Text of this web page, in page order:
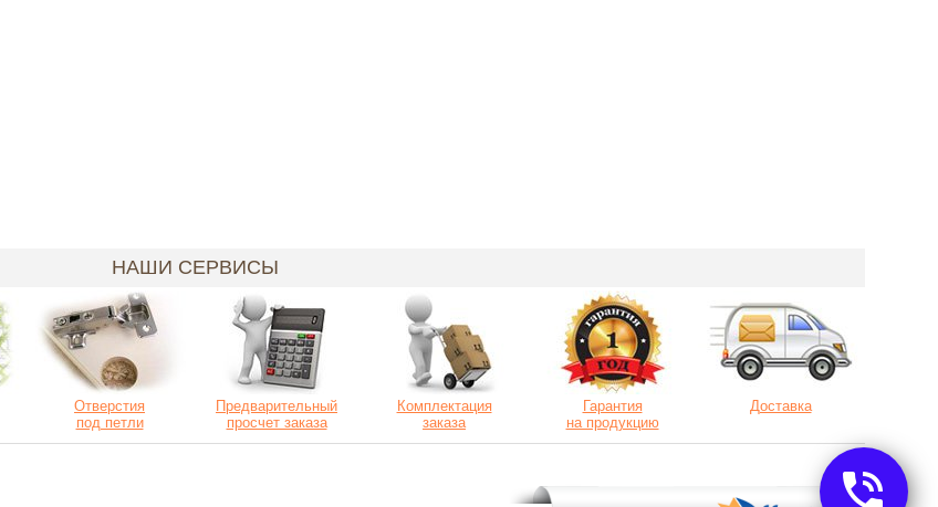
НАШИ СЕРВИСЫ
Отверстия
под петли
Предварительный
просчет заказа
Комплектация
заказа
Гарантия
на продукцию
Доставка